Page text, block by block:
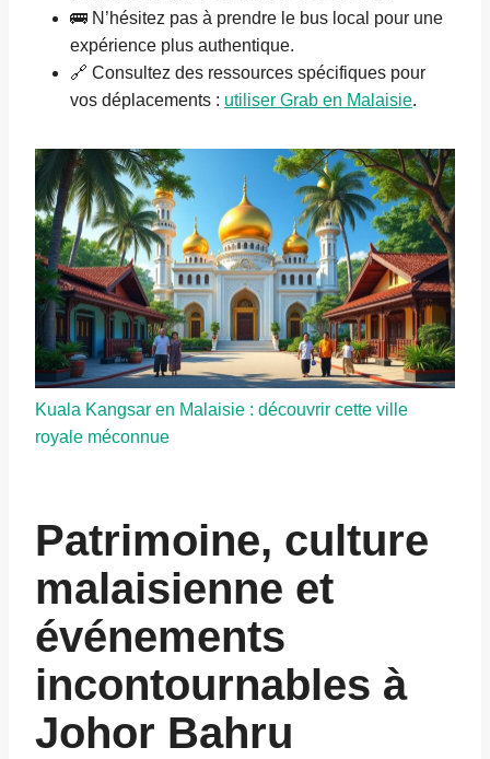
🚌 N’hésitez pas à prendre le bus local pour une
expérience plus authentique.
🔗 Consultez des ressources spécifiques pour
vos déplacements : utiliser Grab en Malaisie.
Kuala Kangsar en Malaisie : découvrir cette ville
royale méconnue
Patrimoine, culture
malaisienne et
événements
incontournables à
Johor Bahru